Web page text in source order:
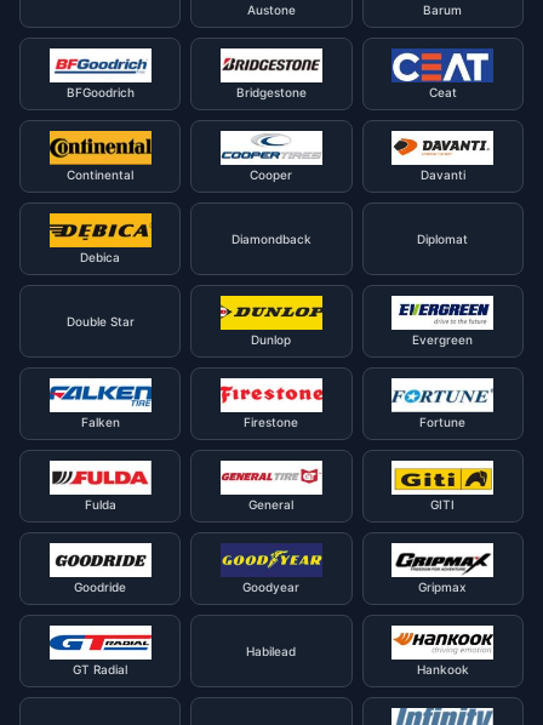
Austone
Barum
BFGoodrich Bridgestone Ceat
Continental Cooper Davanti
Debica
Diamondback Diplomat
Double Star
Dunlop
Evergreen
Falken Firestone Fortune
Fulda General GITI
Goodride Goodyear Gripmax
GT Radial
Habilead
Hankook